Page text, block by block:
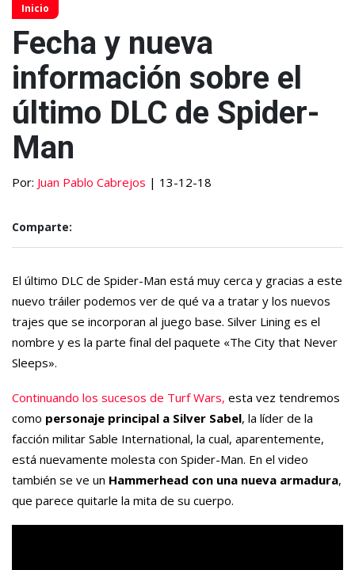
Inicio
Fecha y nueva
información sobre el
último DLC de Spider-
Man
Por: Juan Pablo Cabrejos | 13-12-18
Comparte:
El último DLC de Spider-Man está muy cerca y gracias a este
nuevo tráiler podemos ver de qué va a tratar y los nuevos
trajes que se incorporan al juego base. Silver Lining es el
nombre y es la parte final del paquete «The City that Never
Sleeps».
Continuando los sucesos de Turf Wars, esta vez tendremos
como personaje principal a Silver Sabel, la líder de la
facción militar Sable International, la cual, aparentemente,
está nuevamente molesta con Spider-Man. En el video
también se ve un Hammerhead con una nueva armadura,
que parece quitarle la mita de su cuerpo.